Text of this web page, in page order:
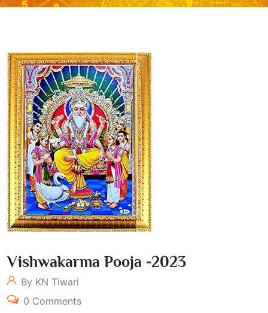
Vishwakarma Pooja -2023
By KN Tiwari
0 Comments